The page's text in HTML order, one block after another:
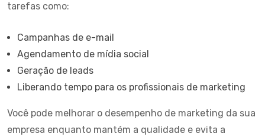
tarefas como:
Campanhas de e-mail
Agendamento de mídia social
Geração de leads
Liberando tempo para os profissionais de marketing
Você pode melhorar o desempenho de marketing da sua
empresa enquanto mantém a qualidade e evita a